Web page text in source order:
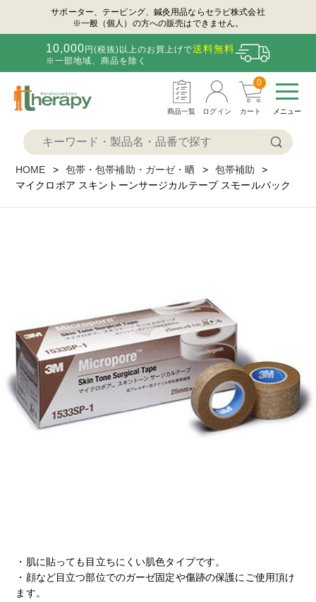
サポーター、テーピング、鍼灸用品ならセラピ株式会社
※一般（個人）の方への販売はできません。
10,000 円(税抜)以上のお買上げで送料無料
※一部地域、商品を除く
商品一覧 ログイン
0
カート メニュー
HOME 包帯・包帯補助・ガーゼ・晒
包帯補助
マイクロポア スキントーンサージカルテープ スモールパック
・肌に貼っても目立ちにくい肌色タイプです。
・顔など目立つ部位でのガーゼ固定や傷跡の保護にご使用頂け
ます。